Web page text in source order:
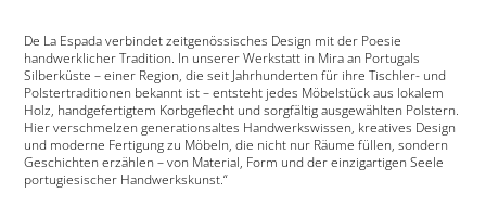
De La Espada verbindet zeitgenössisches Design mit der Poesie
handwerklicher Tradition. In unserer Werkstatt in Mira an Portugals
Silberküste – einer Region, die seit Jahrhunderten für ihre Tischler- und
Polstertraditionen bekannt ist – entsteht jedes Möbelstück aus lokalem
Holz, handgefertigtem Korbgeflecht und sorgfältig ausgewählten Polstern.
Hier verschmelzen generationsaltes Handwerkswissen, kreatives Design
und moderne Fertigung zu Möbeln, die nicht nur Räume füllen, sondern
Geschichten erzählen – von Material, Form und der einzigartigen Seele
portugiesischer Handwerkskunst.“